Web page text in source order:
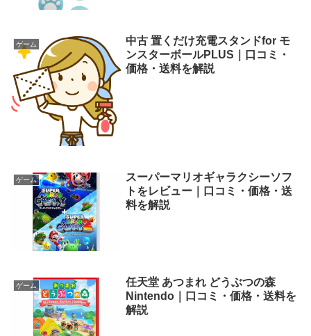
ゲーム
中古 置くだけ充電スタンドfor モ
ンスターボールPLUS｜口コミ・
価格・送料を解説
ゲーム
スーパーマリオギャラクシーソフ
トをレビュー｜口コミ・価格・送
料を解説
ゲーム
任天堂 あつまれ どうぶつの森
Nintendo｜口コミ・価格・送料を
解説